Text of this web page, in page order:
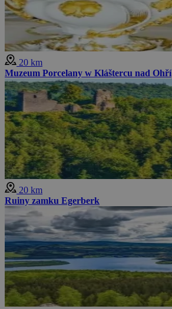
20 km
Muzeum Porcelany w Kláštercu nad Ohří
20 km
Ruiny zamku Egerberk